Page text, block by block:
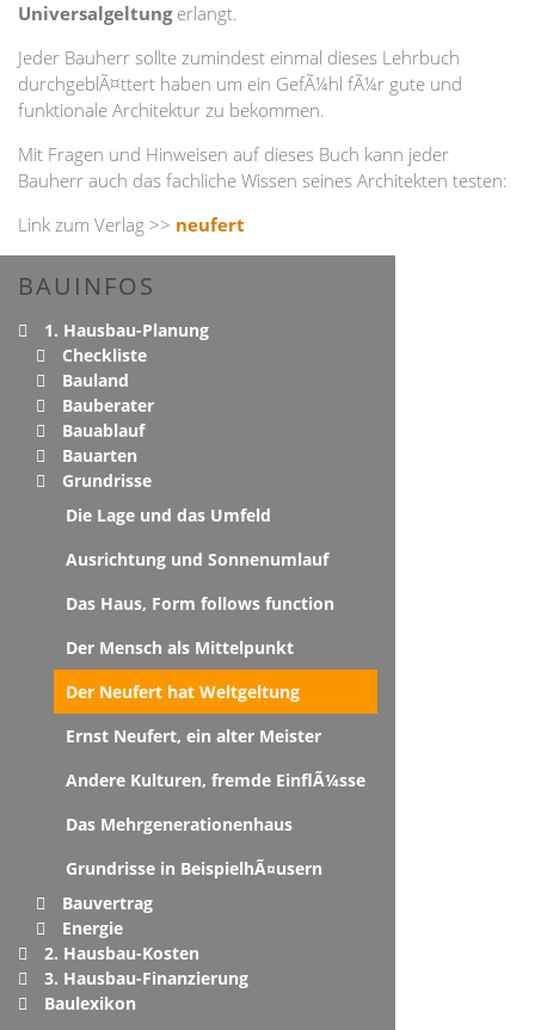
Universalgeltung erlangt.
Jeder Bauherr sollte zumindest einmal dieses Lehrbuch
durchgeblÃ¤ttert haben um ein GefÃ¼hl fÃ¼r gute und
funktionale Architektur zu bekommen.
Mit Fragen und Hinweisen auf dieses Buch kann jeder
Bauherr auch das fachliche Wissen seines Architekten testen:
Link zum Verlag >> neufert
BAUINFOS
1. Hausbau-Planung
Checkliste
Bauland
Bauberater
Bauablauf
Bauarten
Grundrisse
Die Lage und das Umfeld
Ausrichtung und Sonnenumlauf
Das Haus, Form follows function
Der Mensch als Mittelpunkt
Der Neufert hat Weltgeltung
Ernst Neufert, ein alter Meister
Andere Kulturen, fremde EinflÃ¼sse
Das Mehrgenerationenhaus
Grundrisse in BeispielhÃ¤usern
Bauvertrag
Energie
2. Hausbau-Kosten
3. Hausbau-Finanzierung
Baulexikon